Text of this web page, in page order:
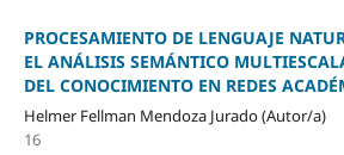
PROCESAMIENTO DE LENGUAJE
EL ANÁLISIS SEMÁNTICO
DEL CONOCIMIENTO EN REDES
Helmer Fellman Mendoza Jurado (Autor/a)
16